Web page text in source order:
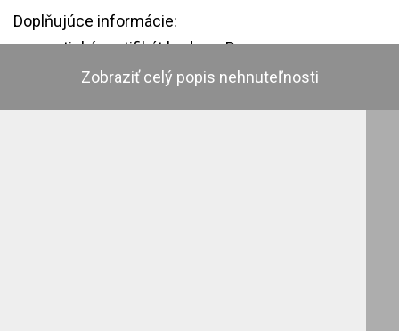
Doplňujúce informácie:
energetický certifikát budovy: B
panoramatické fotografie nájdete na:
Zobraziť celý popis nehnuteľnosti